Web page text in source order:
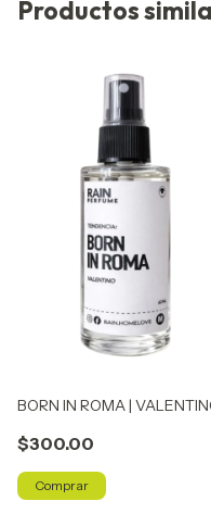
Productos
BORN IN ROMA |
$300.00